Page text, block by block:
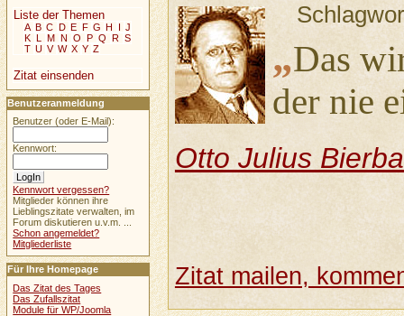
„Das
der nie
Otto Julius
Zitat mailen,
Liste der Themen
A B C D E F G H I J
K L M N O P Q R S
T U V W X Y Z
Zitat einsenden
Benutzeranmeldung
Benutzer (oder E-Mail):
Kennwort:
Kennwort vergessen?
Mitglieder können ihre
Lieblingszitate verwalten, im
Forum diskutieren u.v.m. ...
Schon angemeldet?
Mitgliederliste
Für Ihre Homepage
Das Zitat des Tages
Das Zufallszitat
Module für WP/Joomla